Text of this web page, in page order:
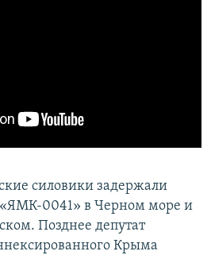
силовики задержали
«ЯМК-0041» в Черном море и
Позднее депутат
Крыма